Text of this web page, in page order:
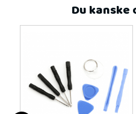
Du kanske